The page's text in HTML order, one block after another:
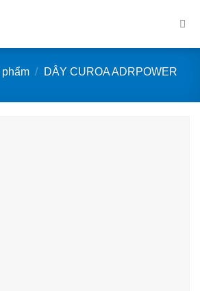
phẩm / DÂY CUROA ADRPOWER